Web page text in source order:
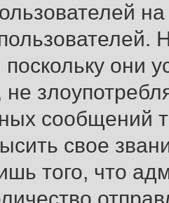
поскольку они
сообщений
свое
того, что